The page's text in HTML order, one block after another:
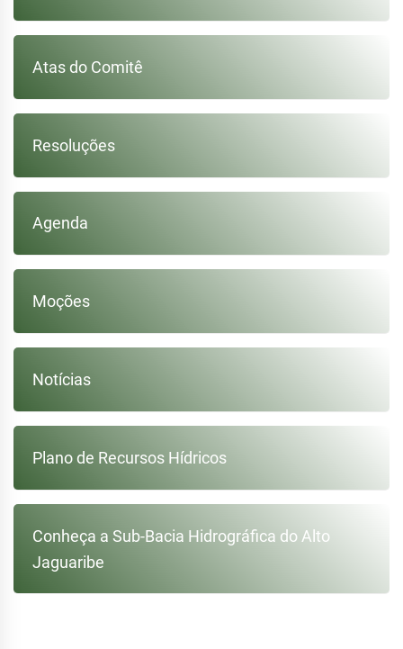
Atas do Comitê
Resoluções
Agenda
Moções
Notícias
Plano de Recursos Hídricos
Conheça a Sub-Bacia Hidrográfica do Alto
Jaguaribe